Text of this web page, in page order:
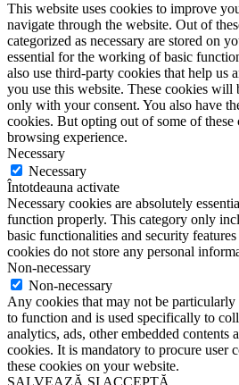
This website uses cookies to improve
navigate through the website. Out of
categorized as necessary are stored on
essential for the working of basic
also use third-party cookies that help us
you use this website. These cookies will
only with your consent. You also have
cookies. But opting out of some of
browsing experience.
Necessary
Necessary
Întotdeauna activate
Necessary cookies are absolutely
function properly. This category only
basic functionalities and security
cookies do not store any personal
Non-necessary
Non-necessary
Any cookies that may not be particularly
to function and is used specifically to
analytics, ads, other embedded contents
cookies. It is mandatory to procure user
these cookies on your website.